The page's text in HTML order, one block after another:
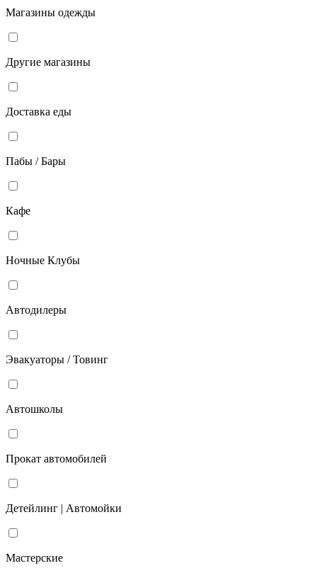
Магазины одежды
Другие магазины
Доставка еды
Пабы / Бары
Кафе
Ночные Клубы
Автодилеры
Эвакуаторы / Товинг
Автошколы
Прокат автомобилей
Детейлинг | Автомойки
Мастерские